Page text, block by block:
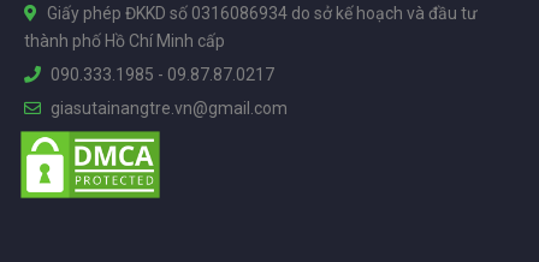
Giấy phép ĐKKD số 0316086934 do sở kế hoạch và đầu tư
thành phố Hồ Chí Minh cấp
090.333.1985 - 09.87.87.0217
giasutainangtre.vn@gmail.com